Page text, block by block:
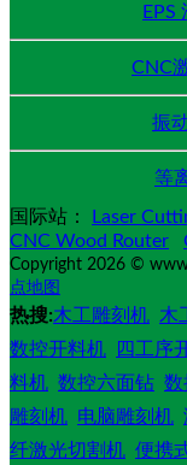
EPS
CNC
振
等
国际站： Laser
CNC Wood Router
Copyright 2026 ©
点地图
热搜:木工雕刻机 木
数控开料机
四工序
料机 数控六面钻 数
雕刻机 电脑雕刻机
纤激光切割机 便携